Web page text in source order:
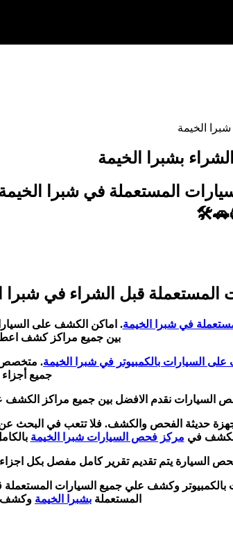
بشبرا الخيمة
المستعملة في شبرا الخيمة
قبل الشراء في شبرا
في شبرا الخيمة
بين جميع مراكز كشف
السيارات بالكمبيوتر في شبرا الخيمة. متخصص
جميع أجزاء
السيارات نقدم الافضل بين جميع مراكز الكشف
حديثة الفحص والكشف. فلا تتعب في البحث
في مركز فحص السيارات شبرا الخيمة
السيارة يتم تقديم تقرير كامل مفصل بكل اجزاء
بالكمبيوتر وكشف علي جميع السيارات
المستعملة بشبرا الخيمة وكشف